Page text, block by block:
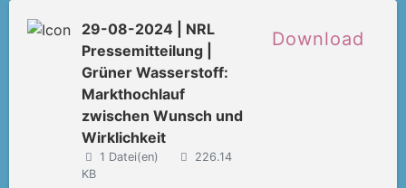
29-08-2024 | NRL
Pressemitteilung |
Grüner Wasserstoff:
Markthochlauf
zwischen Wunsch und
Wirklichkeit
1 Datei(en)
226.14
KB
Download